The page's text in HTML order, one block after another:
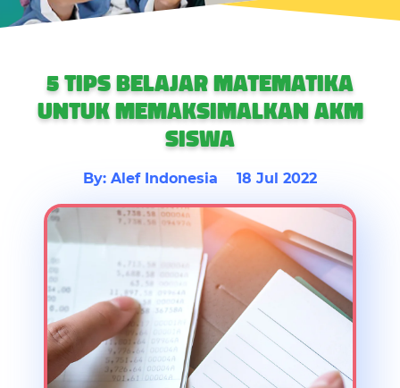
5 TIPS BELAJAR MATEMATIKA
UNTUK MEMAKSIMALKAN AKM
SISWA
By: Alef Indonesia 18 Jul 2022